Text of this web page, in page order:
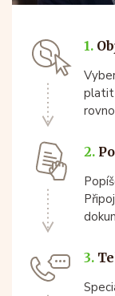
1.
platit
2.
3.